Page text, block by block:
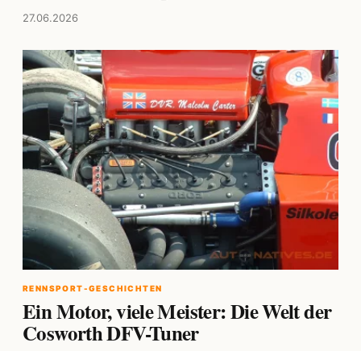
27.06.2026
RENNSPORT-GESCHICHTEN
Ein Motor, viele Meister: Die Welt der
Cosworth DFV-Tuner